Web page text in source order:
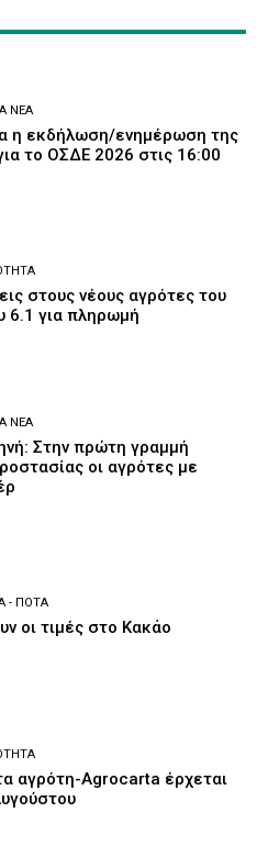
ΝΈΑ
η εκδήλωση/ενημέρωση της
το ΟΣΔΕ 2026 στις 16:00
στους νέους αγρότες του
6.1 για πληρωμή
ΝΈΑ
Στην πρώτη γραμμή
οι αγρότες με
- ΠΟΤΆ
οι τιμές στο Κακάο
αγρότη-Agrocarta έρχεται